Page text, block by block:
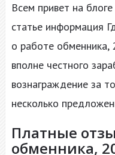
Всем привет на
статье информация
о работе обменника,
вполне честного
вознаграждение за
несколько
Платные
обменника,